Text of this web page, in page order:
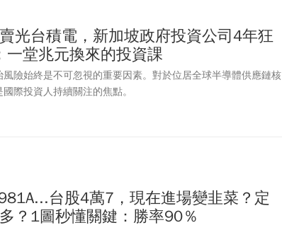
光台積電，新加坡政府投資公司4年狂
堂兆元換來的投資課
險始終是不可忽視的重要因素。對於位居全球半導體供應鏈核
際投資人持續關注的焦點。
台股4萬7，現在進場變韭菜？定
？1圖秒懂關鍵：勝率90％